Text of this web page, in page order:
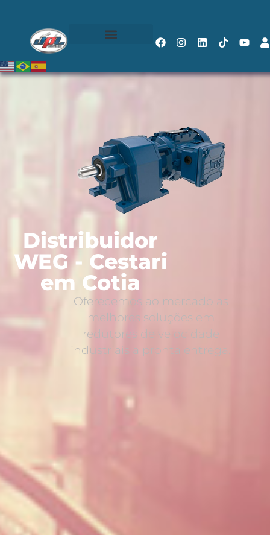
Distribuidor
WEG - Cestari
em Cotia
Oferecemos ao mercado as
melhores soluções em
redutores de velocidade
industriais a pronta entrega.